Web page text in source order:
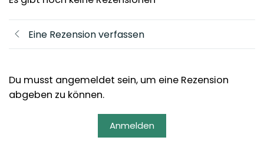
Eine Rezension verfassen
Du musst angemeldet sein, um eine Rezension
abgeben zu können.
Anmelden